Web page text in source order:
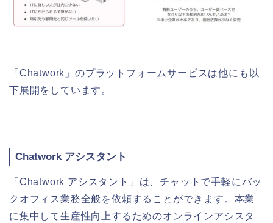
「Chatwork」のプラットフォームサービスは他にも以
下展開をしています。
Chatwork アシスタント
「Chatwork アシスタント」は、チャットで手軽にバッ
クオフィス業務全般を依頼することができます。本業
に集中して生産性向上するためのオンラインアシスタ